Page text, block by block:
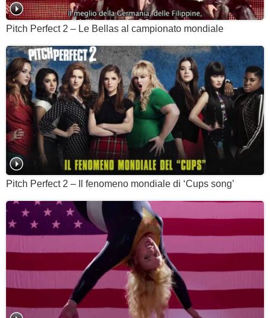
Pitch Perfect 2 – Le Bellas al campionato mondiale
Pitch Perfect 2 – Il fenomeno mondiale di ‘Cups song’